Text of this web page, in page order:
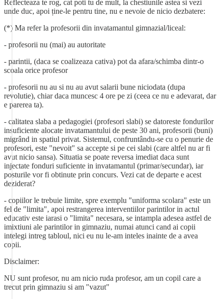
Reflecteaza te rog, cat poti tu de mult, la chestiunile astea si vezi
unde duc, apoi ține-le pentru tine, nu e nevoie de nicio dezbatere:
(*) Ma refer la profesorii din invatamantul gimnazial/liceal:
- profesorii nu (mai) au autoritate
- parintii, (daca se coalizeaza cativa) pot da afara/schimba dintr-o
scoala orice profesor
- profesorii nu au si nu au avut salarii bune niciodata (dupa
revolutie), chiar daca muncesc 4 ore pe zi (ceea ce nu e adevarat, dar
e parerea ta).
- calitatea slaba a pedagogiei (profesori slabi) se datoreste fondurilor
insuficiente alocate invatamantului de peste 30 ani, profesorii (buni)
migrând in spatiul privat. Sistemul, confruntându-se cu o penurie de
profesori, este "nevoit" sa accepte si pe cei slabi (care altfel nu ar fi
avut nicio sansa). Situatia se poate reversa imediat daca sunt
injectate fonduri suficiente in invatamantul (primar/secundar), iar
posturile vor fi obtinute prin concurs. Vezi cat de departe e acest
deziderat?
- copiilor le trebuie limite, spre exemplu "uniforma scolara" este un
fel de "limita", apoi restrangerea interventiilor parintilor in actul
educativ este iarasi o "limita" necesara, se intampla adesea astfel de
imixtiuni ale parintilor in gimnaziu, numai atunci cand ai copii
intelegi intreg tabloul, nici eu nu le-am inteles inainte de a avea
copii.
Disclaimer:
NU sunt profesor, nu am nicio ruda profesor, am un copil care a
trecut prin gimnaziu si am "vazut"